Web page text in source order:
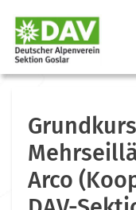
Grundkurs
Arco